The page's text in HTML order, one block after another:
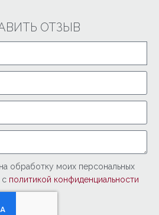
ОТЗЫВ
на обработку моих персональных
с политикой конфиденциальности